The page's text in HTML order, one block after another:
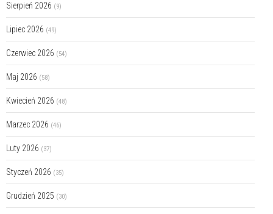
Sierpień 2026 (9)
Lipiec 2026 (49)
Czerwiec 2026 (54)
Maj 2026 (58)
Kwiecień 2026 (48)
Marzec 2026 (46)
Luty 2026 (37)
Styczeń 2026 (35)
Grudzień 2025 (30)